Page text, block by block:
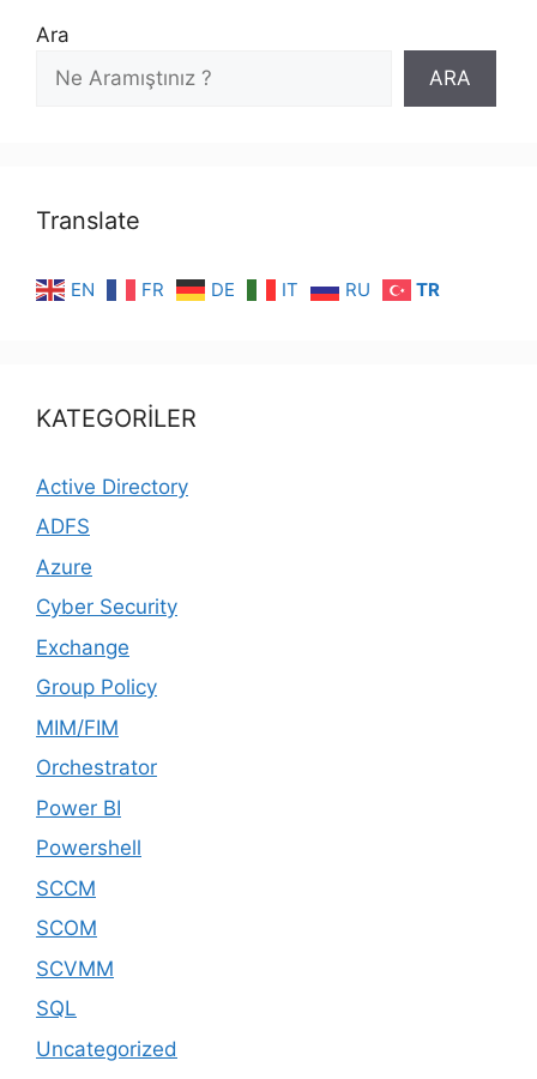
Ara
ARA
Translate
EN FR DE IT RU TR
KATEGORİLER
Active Directory
ADFS
Azure
Cyber Security
Exchange
Group Policy
MIM/FIM
Orchestrator
Power BI
Powershell
SCCM
SCOM
SCVMM
SQL
Uncategorized